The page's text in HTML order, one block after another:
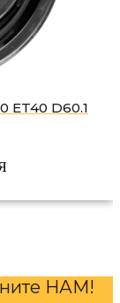
ET40 D60.1
НАМ!